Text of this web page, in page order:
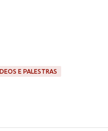
E PALESTRAS